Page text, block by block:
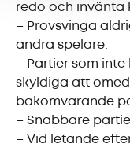
redo och invänta
– Provsvinga
andra spelare.
– Partier som
skyldiga att
bakomvarande
– Snabbare
– Vid letande